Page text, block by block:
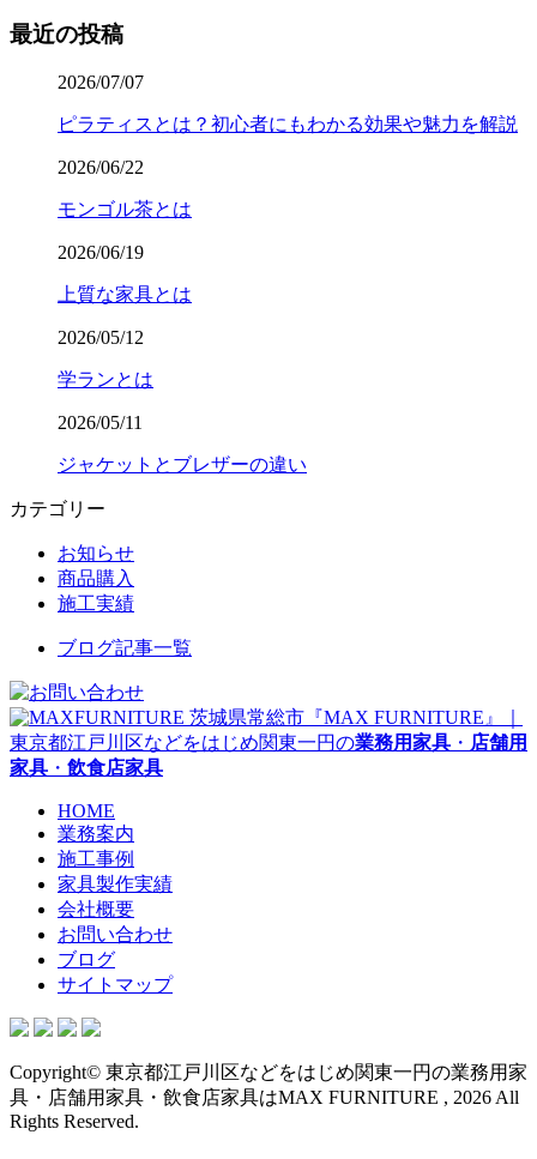
最近の投稿
2026/07/07
ピラティスとは？初心者にもわかる効果や魅力を解説
2026/06/22
モンゴル茶とは
2026/06/19
上質な家具とは
2026/05/12
学ランとは
2026/05/11
ジャケットとブレザーの違い
カテゴリー
お知らせ
商品購入
施工実績
ブログ記事一覧
茨城県常総市『MAX FURNITURE』｜
東京都江戸川区などをはじめ関東一円の業務用家具 ・ 店舗用
家具 ・ 飲食店家具
HOME
業務案内
施工事例
家具製作実績
会社概要
お問い合わせ
ブログ
サイトマップ
Copyright© 東京都江戸川区などをはじめ関東一円の業務用家
具・店舗用家具・飲食店家具はMAX FURNITURE , 2026 All
Rights Reserved.